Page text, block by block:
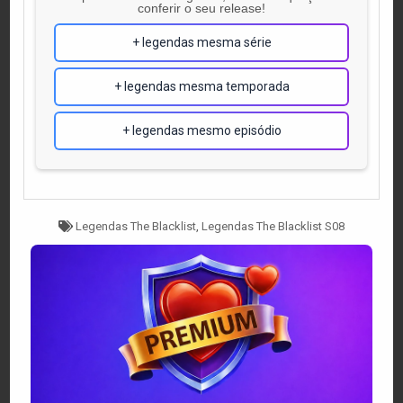
conferir o seu release!
+ legendas mesma série
+ legendas mesma temporada
+ legendas mesmo episódio
Tagged
Legendas The Blacklist, Legendas The Blacklist S08